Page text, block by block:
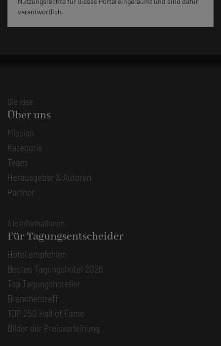
verantwortlich.
Die Idee
Über uns
Mission
Kategorie
Team
Herausgeber & Autoren
Partner
Alle Informationen
Für Tagungsentscheider
Hotel empfehlen
Bestes Tagungshotel 2026
Top Tagungshotelier
Branchentreff
TOP 250 Hall of Fame
Bilder der Preisverleihung